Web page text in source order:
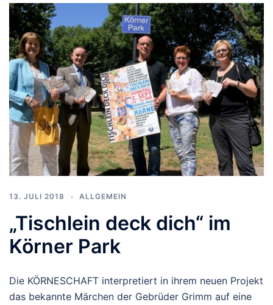
13. JULI 2018 ALLGEMEIN
„Tischlein deck dich“ im
Körner Park
Die KÖRNESCHAFT interpretiert in ihrem neuen Projekt
das bekannte Märchen der Gebrüder Grimm auf eine